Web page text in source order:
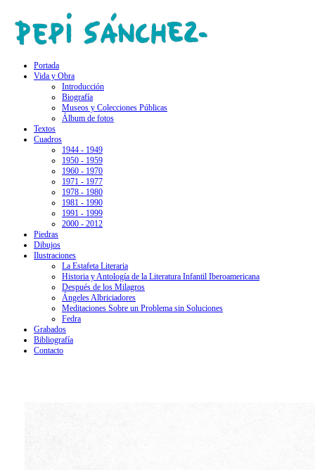
Portada
Vida y Obra
Introducción
Biografía
Museos y Colecciones Públicas
Álbum de fotos
Textos
Cuadros
1944 - 1949
1950 - 1959
1960 - 1970
1971 - 1977
1978 - 1980
1981 - 1990
1991 - 1999
2000 - 2012
Piedras
Dibujos
Ilustraciones
La Estafeta Literaria
Historia y Antología de la Literatura Infantil Iberoamericana
Después de los Milagros
Ángeles Albriciadores
Meditaciones Sobre un Problema sin Soluciones
Fedra
Grabados
Bibliografía
Contacto